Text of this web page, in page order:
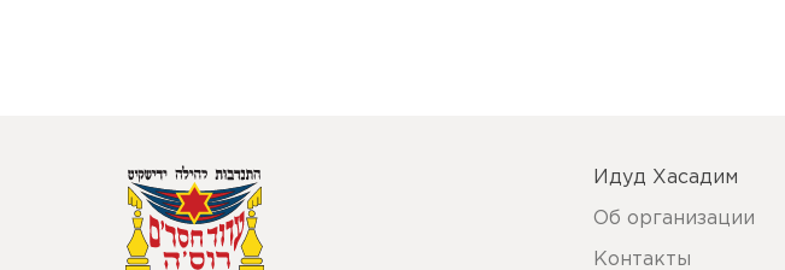
Идуд Хасадим
Об организации
Контакты